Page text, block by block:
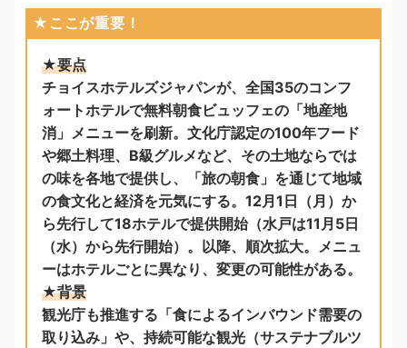
★ここが重要！
★要点
チョイスホテルズジャパンが、全国35のコンフ
ォートホテルで無料朝食ビュッフェの「地産地
消」メニューを刷新。文化庁認定の100年フード
や郷土料理、B級グルメなど、その土地ならでは
の味を各地で提供し、「旅の朝食」を通じて地域
の食文化と経済を元気にする。12月1日（月）か
ら先行して18ホテルで提供開始（水戸は11月5日
（水） から先行開始）。以降、順次拡大。メニュ
ーはホテルごとに異なり、変更の可能性がある。
★背景
観光庁も推進する「食によるインバウンド需要の
取り込み」や、持続可能な観光（サステナブルツ